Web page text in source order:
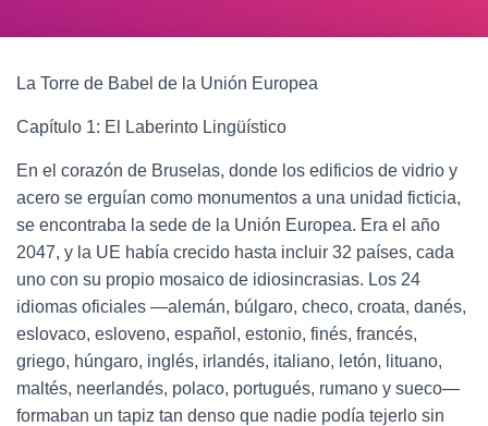
La Torre de Babel de la Unión Europea
Capítulo 1: El Laberinto Lingüístico
En el corazón de Bruselas, donde los edificios de vidrio y
acero se erguían como monumentos a una unidad ficticia,
se encontraba la sede de la Unión Europea. Era el año
2047, y la UE había crecido hasta incluir 32 países, cada
uno con su propio mosaico de idiosincrasias. Los 24
idiomas oficiales —alemán, búlgaro, checo, croata, danés,
eslovaco, esloveno, español, estonio, finés, francés,
griego, húngaro, inglés, irlandés, italiano, letón, lituano,
maltés, neerlandés, polaco, portugués, rumano y sueco—
formaban un tapiz tan denso que nadie podía tejerlo sin